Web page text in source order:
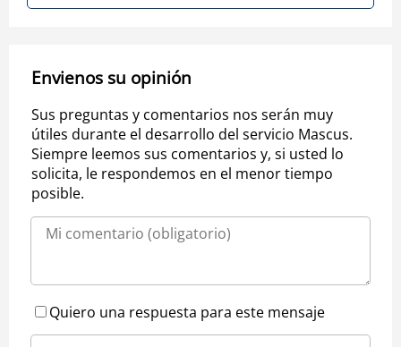
Envienos su opinión
Sus preguntas y comentarios nos serán muy
útiles durante el desarrollo del servicio Mascus.
Siempre leemos sus comentarios y, si usted lo
solicita, le respondemos en el menor tiempo
posible.
Quiero una respuesta para este mensaje